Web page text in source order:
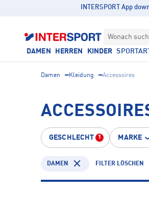
INTERSPORT App
Wonach
DAMEN HERREN KINDER
Damen Kleidung Accessoires
GESCHLECHT 1 MARKE
DAMEN FILTER LÖSCHEN